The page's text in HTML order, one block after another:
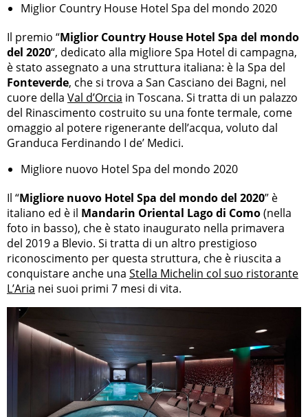
Miglior Country House Hotel Spa del mondo 2020
Il premio “Miglior Country House Hotel Spa del mondo
del 2020“, dedicato alla migliore Spa Hotel di campagna,
è stato assegnato a una struttura italiana: è la Spa del
Fonteverde, che si trova a San Casciano dei Bagni, nel
cuore della Val d’Orcia in Toscana. Si tratta di un palazzo
del Rinascimento costruito su una fonte termale, come
omaggio al potere rigenerante dell’acqua, voluto dal
Granduca Ferdinando I de’ Medici.
Migliore nuovo Hotel Spa del mondo 2020
Il “Migliore nuovo Hotel Spa del mondo del 2020” è
italiano ed è il Mandarin Oriental Lago di Como(nella
foto in basso), che è stato inaugurato nella primavera
del 2019 a Blevio. Si tratta di un altro prestigioso
riconoscimento per questa struttura, che è riuscita a
conquistare anche una Stella Michelin col suo ristorante
L’Aria nei suoi primi 7 mesi di vita.